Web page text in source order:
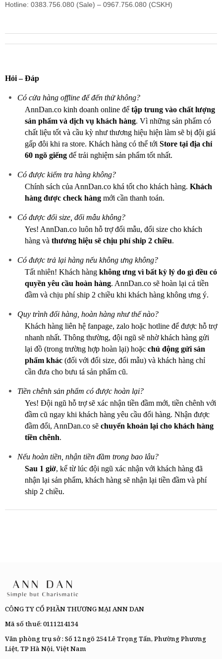
Hotline: 0383.756.080 (Sale) – 0967.756.080 (CSKH)
Hỏi – Đáp
Có cửa hàng offline để đến thử không?
AnnDan.co kinh doanh online để tập trung vào chất lượng
sản phẩm và dịch vụ khách hàng. Vì những sản phẩm có
chất liệu tốt và cầu kỳ như thương hiệu hiện làm sẽ bị đội giá
gấp đôi khi ra store. Khách hàng có thể tới Store tại địa chỉ
60 ngõ giếng để trải nghiệm sản phẩm tốt nhất.
Có được kiểm tra hàng không?
Chính sách của AnnDan.co khá tốt cho khách hàng. Khách
hàng được check hàng mới cần thanh toán.
Có được đổi size, đổi mẫu không?
Yes! AnnDan.co luôn hỗ trợ đổi mẫu, đổi size cho khách
hàng và thương hiệu sẽ chịu phí ship 2 chiều.
Có được trả lại hàng nếu không ưng không?
Tất nhiên! Khách hàng không ưng vì bất kỳ lý do gì đều có
quyền yêu cầu hoàn hàng. AnnDan.co sẽ hoàn lại cả tiền
đầm và chịu phí ship 2 chiều khi khách hàng không ưng ý.
Quy trình đổi hàng, hoàn hàng như thế nào?
Khách hàng liên hệ fanpage, zalo hoặc hotline để được hỗ trợ
nhanh nhất. Thông thường, đội ngũ sẽ nhờ khách hàng gửi
lại đồ (trong trường hợp hoàn lại) hoặc chủ động gửi sản
phẩm khác (đối với đổi size, đổi mẫu) và khách hàng chỉ
cần đưa cho bưu tá sản phẩm cũ.
Tiền chênh sản phẩm có được hoàn lại?
Yes! Đội ngũ hỗ trợ sẽ xác nhận tiền đầm mới, tiền chênh với
đầm cũ ngay khi khách hàng yêu cầu đổi hàng. Nhận được
đầm đổi, AnnDan.co sẽ chuyển khoản lại cho khách hàng
tiền chênh.
Nếu hoàn tiền, nhận tiền đầm trong bao lâu?
Sau 1 giờ, kể từ lúc đội ngũ xác nhận với khách hàng đã
nhận lại sản phẩm, khách hàng sẽ nhận lại tiền đầm và phí
ship 2 chiều.
CÔNG TY CỔ PHẦN THƯƠNG MẠI ANN DAN
Mã số thuế: 0111214134
Văn phòng trụ sở : Số 12 ngõ 254 Lê Trọng Tấn, Phường Phương
Liệt, TP Hà Nội, Việt Nam